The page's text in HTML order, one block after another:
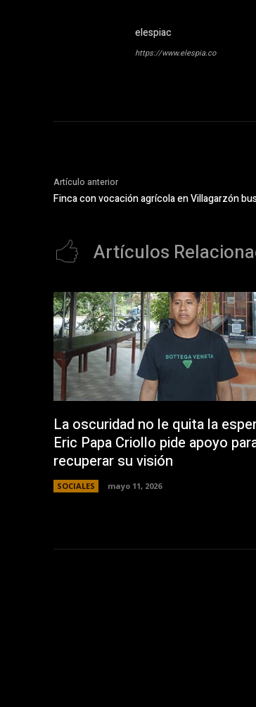
elespiac
https://www.elespia.co
Artículo anterior
Finca con vocación agrícola en Villagarzón
Artículos
La oscuridad no le quita la
Eric Papa Criollo pide apoyo
recuperar su visión
SOCIALES mayo 11, 2026